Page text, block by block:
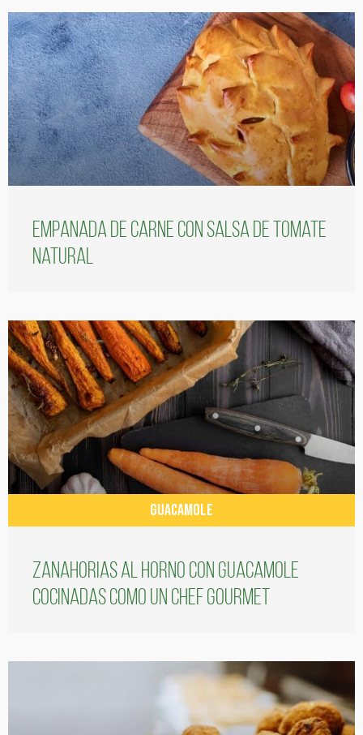
Empanada de carne con salsa de tomate
natural
GUACAMOLE
Zanahorias al horno con guacamole
cocinadas como un chef gourmet